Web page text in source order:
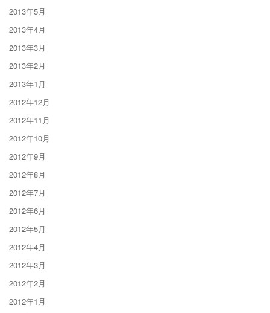
2013年5月
2013年4月
2013年3月
2013年2月
2013年1月
2012年12月
2012年11月
2012年10月
2012年9月
2012年8月
2012年7月
2012年6月
2012年5月
2012年4月
2012年3月
2012年2月
2012年1月